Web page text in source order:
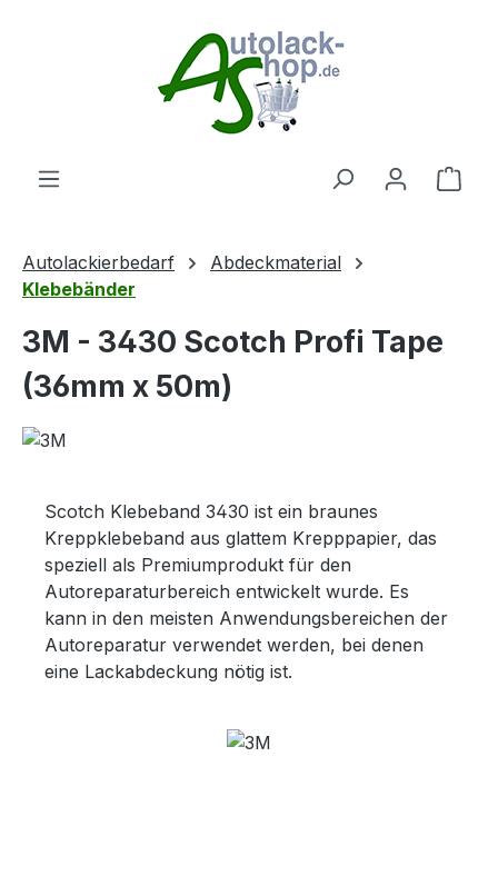
Autolackierbedarf
Abdeckmaterial
Klebebänder
3M - 3430 Scotch Profi Tape
(36mm x 50m)
Scotch Klebeband 3430 ist ein braunes
Kreppklebeband aus glattem Krepppapier, das
speziell als Premiumprodukt für den
Autoreparaturbereich entwickelt wurde. Es
kann in den meisten Anwendungsbereichen der
Autoreparatur verwendet werden, bei denen
eine Lackabdeckung nötig ist.
Bildergalerie überspringen